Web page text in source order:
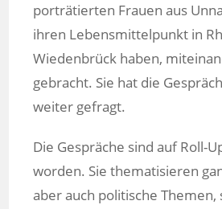
porträtierten Frauen aus
ihren Lebensmittelpunkt in
Wiedenbrück haben,
gebracht. Sie hat die
weiter gefragt.
Die Gespräche sind auf Roll-
worden. Sie thematisieren
aber auch politische Themen,